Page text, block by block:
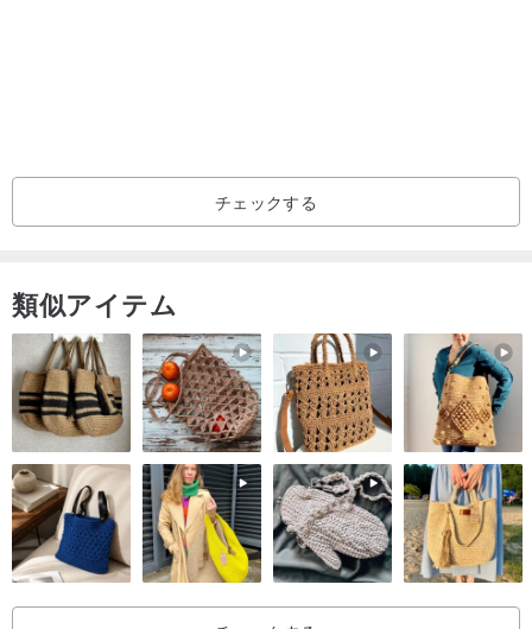
私はあなたが最高の状態で私のアイテムを受け取ることを保証しま
ご質問がある場合、または追加のアイテムの写真が必要な場合は、
私に連絡すること自由に感じなさい。
たぶん、あなたはビデオ通話でアイテムを表示することを好む? 私
に知らせなさい! 私はあなたを呼び出し、プロジェクトを表示しま
す...
.
チェックする
類似アイテム